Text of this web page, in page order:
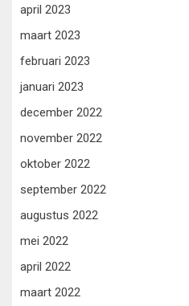
april 2023
maart 2023
februari 2023
januari 2023
december 2022
november 2022
oktober 2022
september 2022
augustus 2022
mei 2022
april 2022
maart 2022